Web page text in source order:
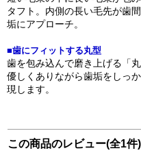
タフト。内側の長い毛先が歯
垢にアプローチ。
■歯にフィットする丸型
歯を包み込んで磨き上げる「
優しくありながら歯垢をしっ
現します。
この商品のレビュー(全1件)